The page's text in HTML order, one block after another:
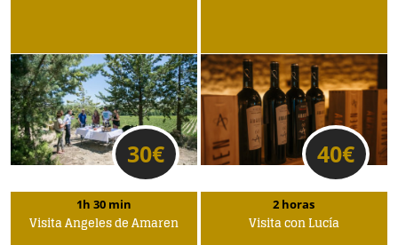
30€ 40€
1h 30 min
Visita Ángeles de Amaren
2 horas
Visita con Lucía